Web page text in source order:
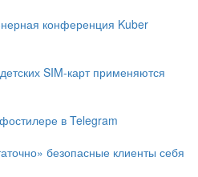
конференция Kuber
SIM-карт применяются
в Telegram
безопасные клиенты себя